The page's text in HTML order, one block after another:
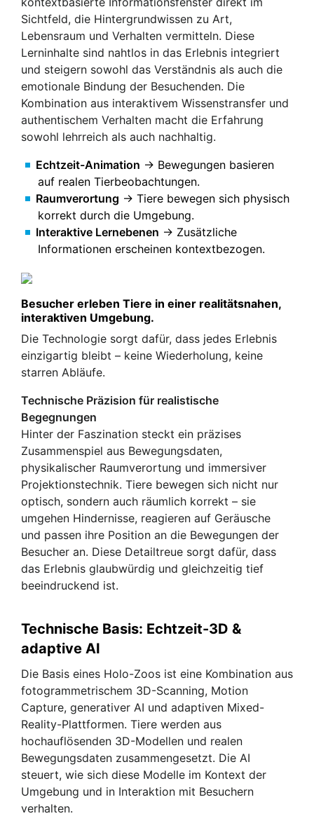
Sichtfeld, die Hintergrundwissen zu Art,
Lebensraum und Verhalten vermitteln. Diese
Lerninhalte sind nahtlos in das Erlebnis integriert
und steigern sowohl das Verständnis als auch die
emotionale Bindung der Besuchenden. Die
Kombination aus interaktivem Wissenstransfer und
authentischem Verhalten macht die Erfahrung
sowohl lehrreich als auch nachhaltig.
Echtzeit-Animation → Bewegungen basieren
auf realen Tierbeobachtungen.
Raumverortung → Tiere bewegen sich physisch
korrekt durch die Umgebung.
Interaktive Lernebenen → Zusätzliche
Informationen erscheinen kontextbezogen.
Besucher erleben Tiere in einer realitätsnahen,
interaktiven Umgebung.
Die Technologie sorgt dafür, dass jedes Erlebnis
einzigartig bleibt – keine Wiederholung, keine
starren Abläufe.
Technische Präzision für realistische
Begegnungen
Hinter der Faszination steckt ein präzises
Zusammenspiel aus Bewegungsdaten,
physikalischer Raumverortung und immersiver
Projektionstechnik. Tiere bewegen sich nicht nur
optisch, sondern auch räumlich korrekt – sie
umgehen Hindernisse, reagieren auf Geräusche
und passen ihre Position an die Bewegungen der
Besucher an. Diese Detailtreue sorgt dafür, dass
das Erlebnis glaubwürdig und gleichzeitig tief
beeindruckend ist.
Technische Basis: Echtzeit-3D &
adaptive AI
Die Basis eines Holo-Zoos ist eine Kombination aus
fotogrammetrischem 3D-Scanning, Motion
Capture, generativer AI und adaptiven Mixed-
Reality-Plattformen. Tiere werden aus
hochauflösenden 3D-Modellen und realen
Bewegungsdaten zusammengesetzt. Die AI
steuert, wie sich diese Modelle im Kontext der
Umgebung und in Interaktion mit Besuchern
verhalten.